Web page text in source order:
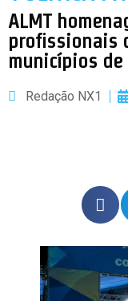
ALMT
profissionais
municípios de
Redação NX1